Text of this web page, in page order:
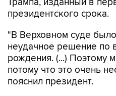
президентского срока.
"В Верховном суде
неудачное решение по
рождения. (...) Поэтому
потому что это очень
пояснил президент.